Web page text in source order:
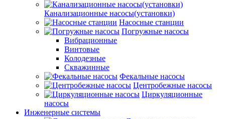
Канализационные насосы(установки)
Насосные станции
Погружные насосы
Вибрационные
Винтовые
Колодезные
Скважинные
Фекальные насосы
Центробежные насосы
Циркуляционные
насосы
Инженерные системы